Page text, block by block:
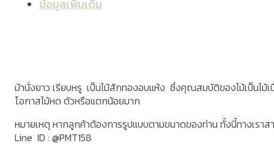
ข้อมูลเพิ่มเติม
ม้านั่งยาว เรียบหรู เป็นไม้สักทองอบแห้ง ซึ่งคุณสมบัติของไม้เป็นไม้
โอกาสไม้หด ตัวหรือแตกน้อยมาก
หมายเหตุ หากลูกค้าต้องการรูปแบบตามขนาดของท่าน ทั้งนี้ทางเรา
Line ID : @PMT158